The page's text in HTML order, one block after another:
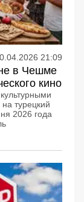
21:09
в Чешме
кино
турецкий
2026 года